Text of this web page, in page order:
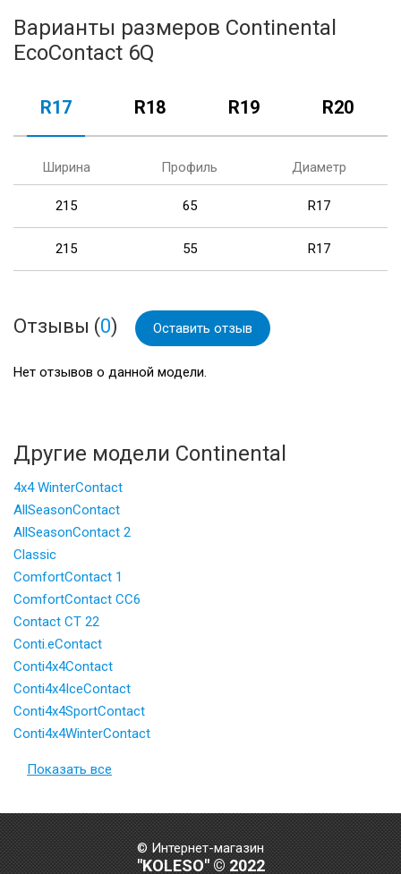
Варианты размеров Continental
EcoContact 6Q
R17 R18 R19 R20
Ширина Профиль Диаметр
215 65 R17
215 55 R17
Отзывы (0) Оставить отзыв
Нет отзывов о данной модели.
Другие модели Continental
4x4 WinterContact
AllSeasonContact
AllSeasonContact 2
Classic
ComfortContact 1
ComfortContact CC6
Contact CT 22
Conti.eContact
Conti4x4Contact
Conti4x4IceContact
Conti4x4SportContact
Conti4x4WinterContact
Показать все
© Интернет-магазин
"KOLESO" © 2022